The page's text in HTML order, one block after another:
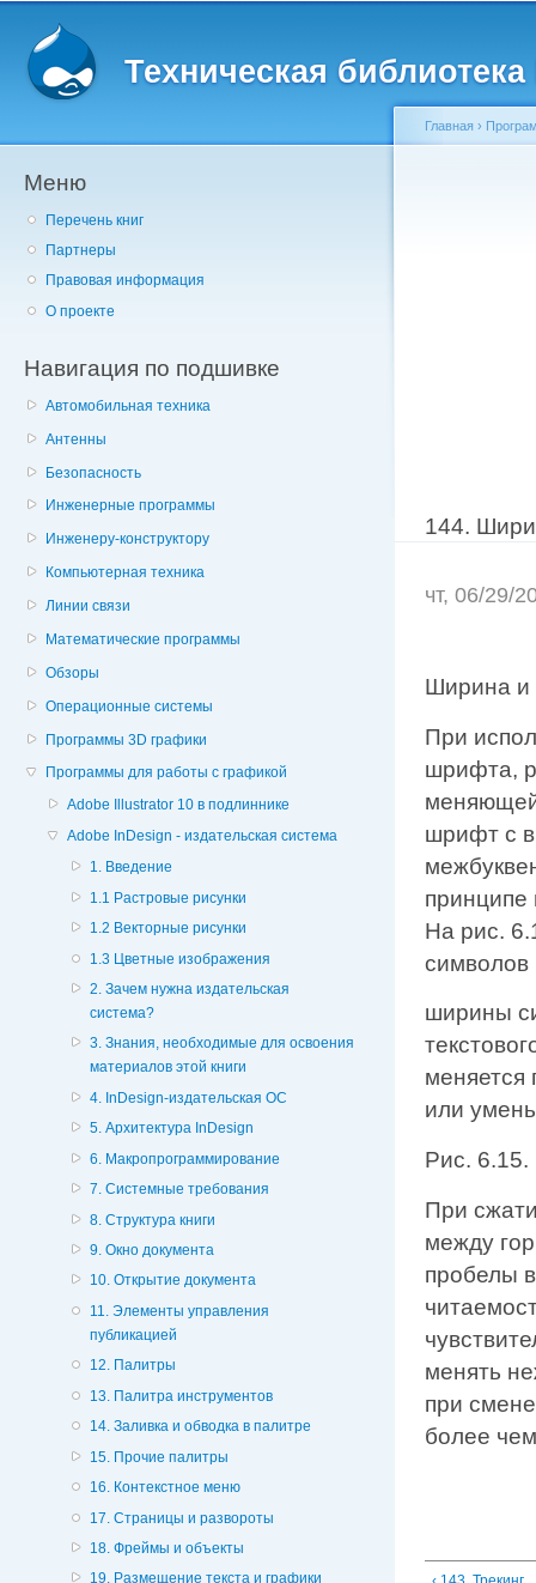
Техническая
Меню
Перечень книг
Партнеры
Правовая информация
О проекте
Навигация по подшивке
Автомобильная техника
Антенны
Безопасность
Инженерные программы
Инженеру-конструктору
Компьютерная техника
Линии связи
Математические программы
Обзоры
Операционные системы
Программы 3D графики
Программы для работы с графикой
Adobe Illustrator 10 в подлиннике
Adobe InDesign - издательская система
1. Введение
1.1 Растровые рисунки
1.2 Векторные рисунки
1.3 Цветные изображения
2. Зачем нужна издательская
система?
3. Знания, необходимые для освоения
материалов этой книги
4. InDesign-издательская ОС
5. Архитектура InDesign
6. Макропрограммирование
7. Системные требования
8. Структура книги
9. Окно документа
10. Открытие документа
11. Элементы управления
публикацией
12. Палитры
13. Палитра инструментов
14. Заливка и обводка в палитре
15. Прочие палитры
16. Контекстное меню
17. Страницы и развороты
18. Фреймы и объекты
19. Размещение текста и графики
Главная ›
144.
чт, 06/29/
Ширина и
При
шрифта,
шрифт с
принципе
На рис.
ширины
меняется
или
Рис.
При
между
пробелы
менять
при
более